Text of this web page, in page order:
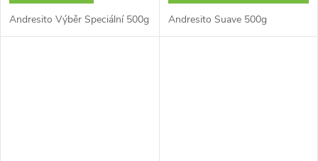
Andresito Výběr Speciální 500g Andresito Suave 500g